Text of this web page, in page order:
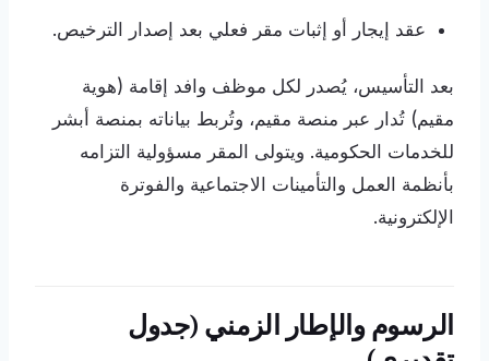
عقد إيجار أو إثبات مقر فعلي بعد إصدار الترخيص.
بعد التأسيس، يُصدر لكل موظف وافد إقامة (هوية
مقيم) تُدار عبر منصة مقيم، وتُربط بياناته بمنصة أبشر
للخدمات الحكومية. ويتولى المقر مسؤولية التزامه
بأنظمة العمل والتأمينات الاجتماعية والفوترة
الإلكترونية.
الرسوم والإطار الزمني (جدول